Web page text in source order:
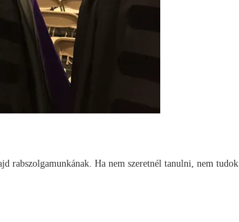
rabszolgamunkának. Ha nem szeretnél tanulni, nem tudok